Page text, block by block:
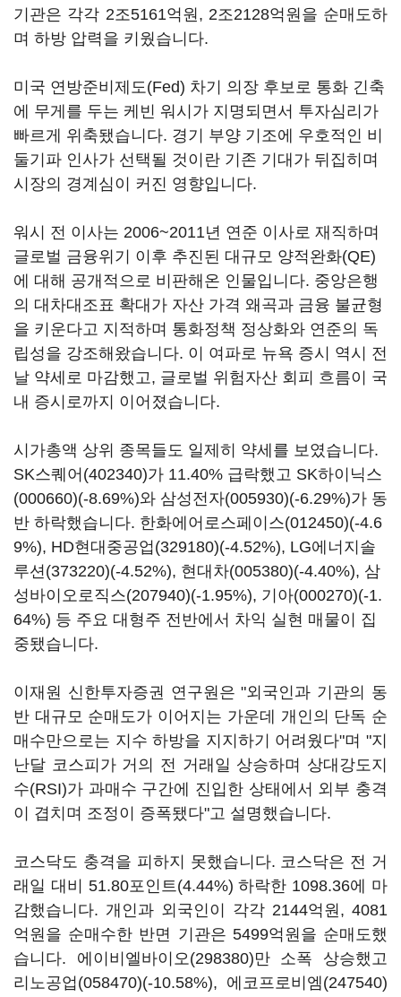
기관은 각각 2조5161억원, 2조2128억원을 순매도하
며 하방 압력을 키웠습니다.
미국 연방준비제도(Fed) 차기 의장 후보로 통화 긴축
에 무게를 두는 케빈 워시가 지명되면서 투자심리가
빠르게 위축됐습니다. 경기 부양 기조에 우호적인 비
둘기파 인사가 선택될 것이란 기존 기대가 뒤집히며
시장의 경계심이 커진 영향입니다.
워시 전 이사는 2006~2011년 연준 이사로 재직하며
글로벌 금융위기 이후 추진된 대규모 양적완화(QE)
에 대해 공개적으로 비판해온 인물입니다. 중앙은행
의 대차대조표 확대가 자산 가격 왜곡과 금융 불균형
을 키운다고 지적하며 통화정책 정상화와 연준의 독
립성을 강조해왔습니다. 이 여파로 뉴욕 증시 역시 전
날 약세로 마감했고, 글로벌 위험자산 회피 흐름이 국
내 증시로까지 이어졌습니다.
시가총액 상위 종목들도 일제히 약세를 보였습니다.
SK스퀘어(402340)가 11.40% 급락했고 SK하이닉스
(000660)(-8.69%)와 삼성전자(005930)(-6.29%)가 동
반 하락했습니다. 한화에어로스페이스(012450)(-4.6
9%), HD현대중공업(329180)(-4.52%), LG에너지솔
루션(373220)(-4.52%), 현대차(005380)(-4.40%), 삼
성바이오로직스(207940)(-1.95%), 기아(000270)(-1.
64%) 등 주요 대형주 전반에서 차익 실현 매물이 집
중됐습니다.
이재원 신한투자증권 연구원은 "외국인과 기관의 동
반 대규모 순매도가 이어지는 가운데 개인의 단독 순
매수만으로는 지수 하방을 지지하기 어려웠다"며 "지
난달 코스피가 거의 전 거래일 상승하며 상대강도지
수(RSI)가 과매수 구간에 진입한 상태에서 외부 충격
이 겹치며 조정이 증폭됐다"고 설명했습니다.
코스닥도 충격을 피하지 못했습니다. 코스닥은 전 거
래일 대비 51.80포인트(4.44%) 하락한 1098.36에 마
감했습니다. 개인과 외국인이 각각 2144억원, 4081
억원을 순매수한 반면 기관은 5499억원을 순매도했
습니다. 에이비엘바이오(298380)만 소폭 상승했고
리노공업(058470)(-10.58%), 에코프로비엠(247540)